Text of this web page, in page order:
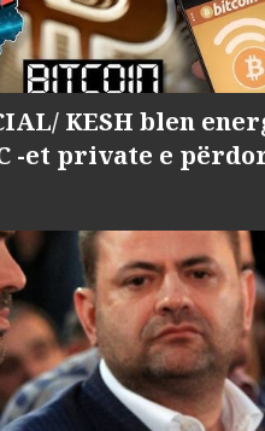
KESH blen
-et private e